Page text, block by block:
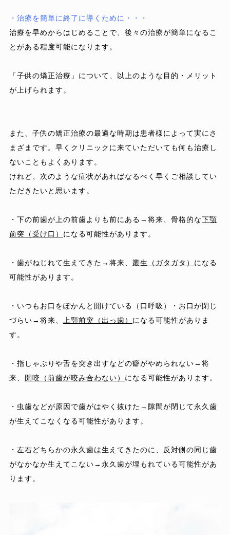
・治療を簡単に終了に導くために・・・
治療を早めからはじめることで、後々の治療が簡単になるこ
とがある程度可能になります。
「子供の矯正治療」について、以上のような目的・メリット
が上げられます。
また、子供の矯正治療の最適な時期は患者様によって実にさ
まざまです。早くクリニックに来ていただいても何も治療し
ないこともよくあります。
けれど、次のような症状があればなるべく早くご相談してい
ただきたいと思います。
・下の前歯が上の前歯よりも前にある→将来、骨格的な下顎
前突（受け口） になる可能性があります。
・歯がねじれて生えてきた→将来、 叢生 （ガタガタ） になる
可能性があります。
・いつもお口をぽかんと開けている（口呼吸）・お口が閉じ
づらい→将来、
上顎前突 （出っ歯） になる可能性がありま
す。
・指しゃぶりや舌を突き出すなどの癖がやめられない→将
来、 開咬 （前歯が咬み合わない） になる可能性があります。
・虫歯などが原因で歯がはやく抜けた→隙間が閉じて永久歯
が生えてこなくなる可能性があります。
・左右どちらかの永久歯は生えてきたのに、反対側の同じ歯
がなかなか生えてこない→永久歯が埋もれている可能性があ
ります。